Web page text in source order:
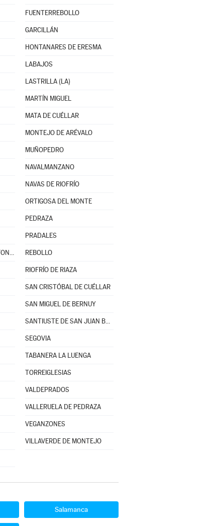
FUENTERREBOLLO
GARCILLÁN
HONTANARES DE ERESMA
LABAJOS
LASTRILLA (LA)
MARTÍN MIGUEL
MATA DE CUÉLLAR
MONTEJO DE ARÉVALO
MUÑOPEDRO
NAVALMANZANO
NAVAS DE RIOFRÍO
ORTIGOSA DEL MONTE
PEDRAZA
PRADALES
REAL SITIO DE SAN ILDEFONSO REBOLLO
RIOFRÍO DE RIAZA
SAN CRISTÓBAL DE CUÉLLAR
SAN MIGUEL DE BERNUY
SANTIUSTE DE SAN JUAN BAUTISTA
SEGOVIA
TABANERA LA LUENGA
TORREIGLESIAS
VALDEPRADOS
VALLERUELA DE PEDRAZA
VEGANZONES
VILLAVERDE DE MONTEJO
Salamanca